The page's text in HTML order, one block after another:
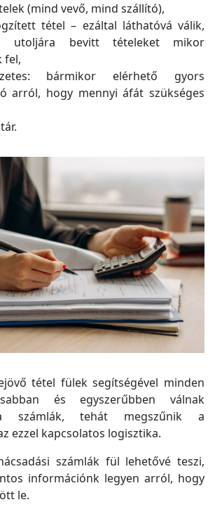
(mind vevő, mind szállító),
tétel – ezáltal láthatóvá válik,
utoljára bevitt tételeket mikor
fel,
bármikor elérhető gyors
arról, hogy mennyi áfát szükséges
tétel fülek segítségével minden
és egyszerűbben válnak
számlák, tehát megszűnik a
ezzel kapcsolatos logisztika.
számlák fül lehetővé teszi,
információnk legyen arról, hogy
le.